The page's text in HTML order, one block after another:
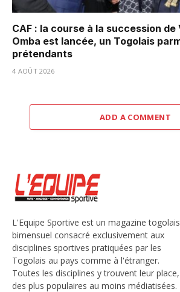
CAF : la course à la succession
Omba est lancée, un Togolais
prétendants
4 AOÛT 2026
ADD A COMMENT
L'Equipe Sportive est un magazine togolais
bimensuel consacré exclusivement aux
disciplines sportives pratiquées par les
Togolais au pays comme à l'étranger.
Toutes les disciplines y trouvent leur place,
des plus populaires au moins médiatisées.